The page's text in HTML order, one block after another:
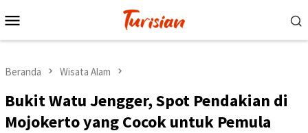
ke
Mobile
Beranda Wisata Alam
Bukit Watu Jengger, Spot Pendakian di
Mojokerto yang Cocok untuk Pemula